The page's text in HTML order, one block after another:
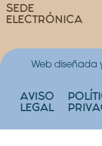
SEDE
ELECTRÓNICA
Web diseñada
AVISO
LEGAL